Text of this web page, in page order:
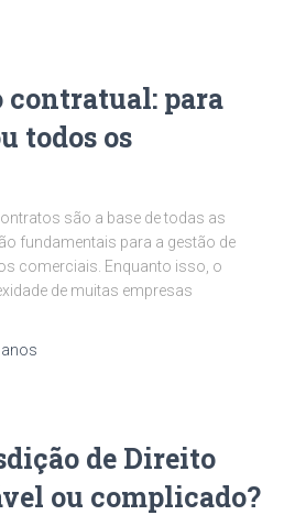
contratual: para
todos os
são a base de todas as
fundamentais para a gestão de
comerciais. Enquanto isso, o
de muitas empresas
anos
de Direito
ou complicado?